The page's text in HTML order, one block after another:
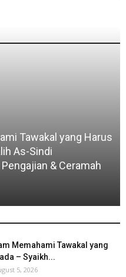
Tawakal yang Harus
As-Sindi
& Ceramah
Memahami Tawakal yang
– Syaikh...
5, 2026